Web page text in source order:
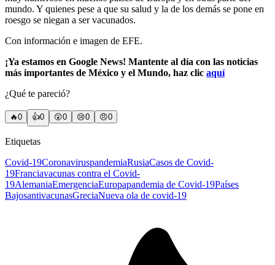
mundo. Y quienes pese a que su salud y la de los demás se pone en
roesgo se niegan a ser vacunados.
Con información e imagen de EFE.
¡Ya estamos en Google News! Mantente al día con las noticias
más importantes de México y el Mundo, haz clic aquí
¿Qué te pareció?
🔥0 👍0 😲0 😢0 😠0
Etiquetas
Covid-19CoronaviruspandemiaRusiaCasos de Covid-
19Franciavacunas contra el Covid-
19AlemaniaEmergenciaEuropapandemia de Covid-19Países
BajosantivacunasGreciaNueva ola de covid-19